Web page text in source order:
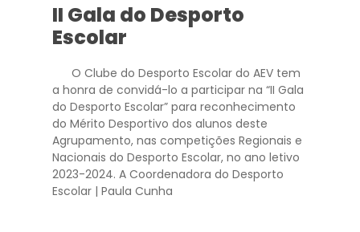
II Gala do Desporto
Escolar
O Clube do Desporto Escolar do AEV tem
a honra de convidá-lo a participar na “II Gala
do Desporto Escolar” para reconhecimento
do Mérito Desportivo dos alunos deste
Agrupamento, nas competições Regionais e
Nacionais do Desporto Escolar, no ano letivo
2023-2024. A Coordenadora do Desporto
Escolar | Paula Cunha